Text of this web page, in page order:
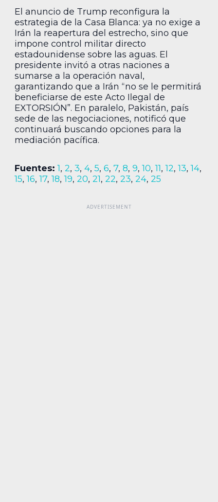
El anuncio de Trump reconfigura la
estrategia de la Casa Blanca: ya no exige a
Irán la reapertura del estrecho, sino que
impone control militar directo
estadounidense sobre las aguas. El
presidente invitó a otras naciones a
sumarse a la operación naval,
garantizando que a Irán “no se le permitirá
beneficiarse de este Acto Ilegal de
EXTORSIÓN”. En paralelo, Pakistán, país
sede de las negociaciones, notificó que
continuará buscando opciones para la
mediación pacífica.
Fuentes: 1, 2, 3, 4, 5, 6, 7, 8, 9,10,11,12,13,14,
15,16,17,18,19, 20, 21, 22, 23, 24, 25